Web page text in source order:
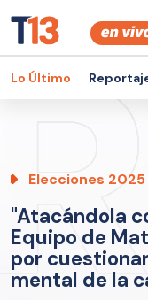
Lo Último
Elecciones 2025
"Atacándola
Equipo de
por
mental de la